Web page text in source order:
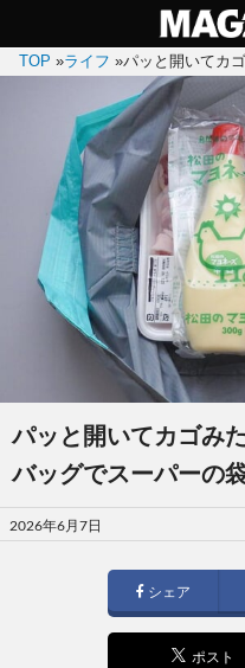
TOP »ライフ »パッと開いてカ
パッと開いてカゴみ
バッグでスーパーの
投
稿
2026年6月7日
シェア
ポスト